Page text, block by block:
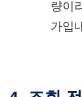
량이
가입